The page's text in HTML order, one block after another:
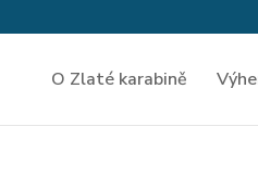
O Zlaté karabině